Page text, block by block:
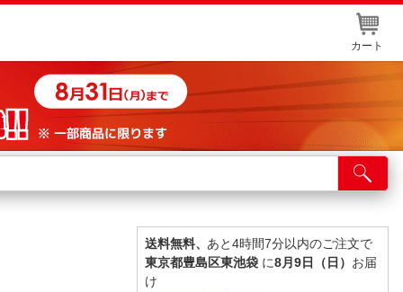
カート
舗サービス
ト取り置き
送料無料、 あと4時間7分以内のご注文で
東京都豊島区東池袋 に8月9日（日） お届
け